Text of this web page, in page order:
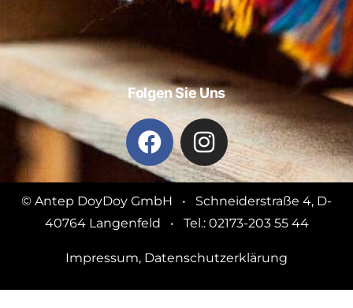
Folgen Sie Uns
© Antep DoyDoy GmbH • Schneiderstraße 4, D-
40764 Langenfeld • Tel.: 02173-203 55 44
Impressum, Datenschutzerklärung